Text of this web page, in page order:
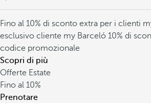
Fino al 10% di sconto extra per i clienti
esclusivo cliente my Barceló 10% di
codice promozionale
Scopri di più
Offerte Estate
Fino al 10%
Prenotare